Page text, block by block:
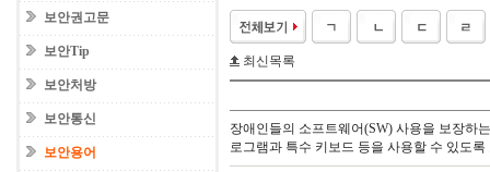
보안권고문
보안Tip
보안처방
보안통신
보안용어
최신목록
장애인들의 소프트웨어(SW) 사용을 보장하
로그램과 특수 키보드 등을 사용할 수 있도